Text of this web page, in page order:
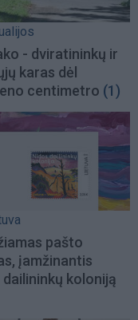
- dviratininkų ir
karas dėl
centimetro (1)
pašto
įamžinantis
dailininkų koloniją